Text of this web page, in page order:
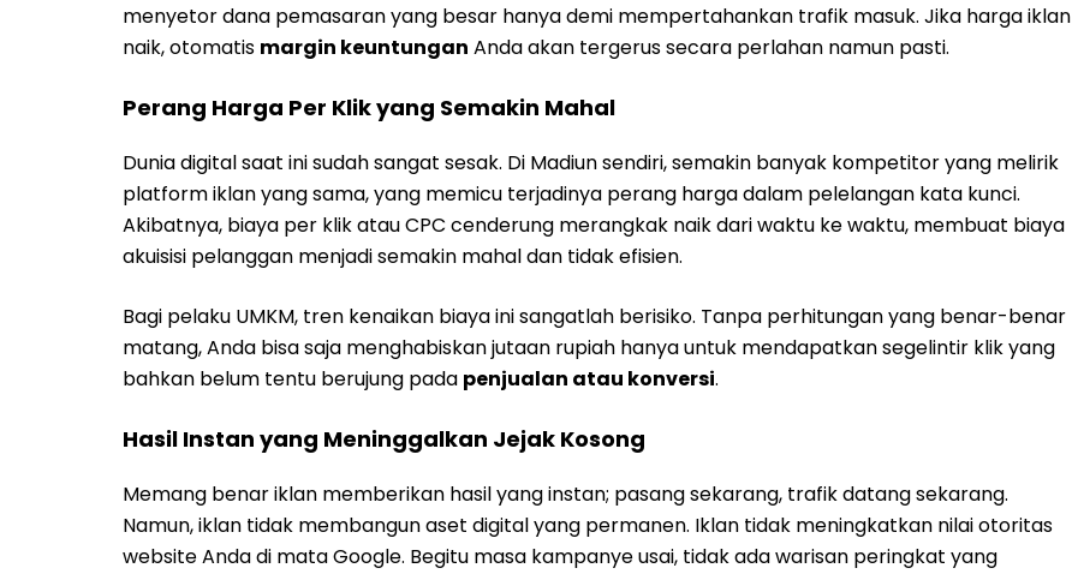
menyetor dana pemasaran yang besar hanya demi mempertahankan trafik masuk. Jika harga iklan
naik, otomatis margin keuntungan Anda akan tergerus secara perlahan namun pasti.
Perang Harga Per Klik yang Semakin Mahal
Dunia digital saat ini sudah sangat sesak. Di Madiun sendiri, semakin banyak kompetitor yang melirik
platform iklan yang sama, yang memicu terjadinya perang harga dalam pelelangan kata kunci.
Akibatnya, biaya per klik atau CPC cenderung merangkak naik dari waktu ke waktu, membuat biaya
akuisisi pelanggan menjadi semakin mahal dan tidak efisien.
Bagi pelaku UMKM, tren kenaikan biaya ini sangatlah berisiko. Tanpa perhitungan yang benar-benar
matang, Anda bisa saja menghabiskan jutaan rupiah hanya untuk mendapatkan segelintir klik yang
bahkan belum tentu berujung pada penjualan atau konversi.
Hasil Instan yang Meninggalkan Jejak Kosong
Memang benar iklan memberikan hasil yang instan; pasang sekarang, trafik datang sekarang.
Namun, iklan tidak membangun aset digital yang permanen. Iklan tidak meningkatkan nilai otoritas
website Anda di mata Google. Begitu masa kampanye usai, tidak ada warisan peringkat yang